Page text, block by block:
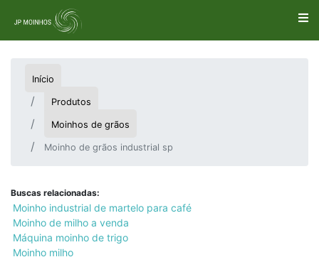
Início
Produtos
Moinhos de grãos
Moinho de grãos industrial sp
Buscas relacionadas:
Moinho industrial de martelo para café
Moinho de milho a venda
Máquina moinho de trigo
Moinho milho